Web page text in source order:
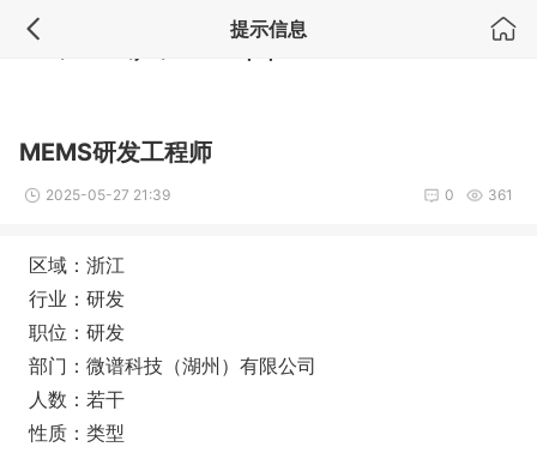
Notice : Undefined index: comment_module in
/www/wwwroot/ai17.
MEMS研发工程师
2025-05-27 21:39 361
0
区域：浙江
行业：研发
职位：研发
部门：微谱科技（湖州）有限公司
人数：若干
性质：类型
提示信息